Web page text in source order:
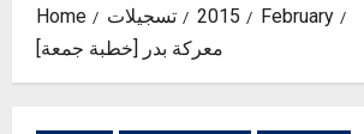
Home تسجيلات 2015
February
[خطبة جمعة] معركة بدر